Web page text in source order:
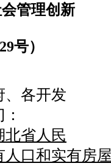
管理创新
号）
、各开发
北省人民
口和实有房